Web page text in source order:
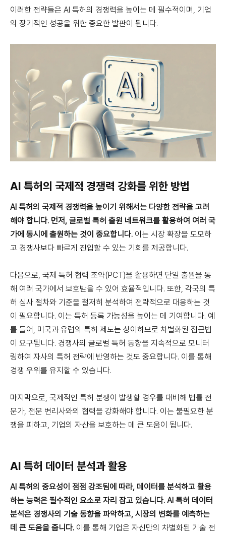
이러한 전략들은 AI 특허의 경쟁력을 높이는 데 필수적이며, 기업
의 장기적인 성공을 위한 중요한 발판이 됩니다.
AI 특허의 국제적 경쟁력 강화를 위한 방법
AI 특허의 국제적 경쟁력을 높이기 위해서는 다양한 전략을 고려
해야 합니다. 먼저, 글로벌 특허 출원 네트워크를 활용하여 여러 국
가에 동시에 출원하는 것이 중요합니다. 이는 시장 확장을 도모하
고 경쟁사보다 빠르게 진입할 수 있는 기회를 제공합니다.
다음으로, 국제 특허 협력 조약(PCT)을 활용하면 단일 출원을 통
해 여러 국가에서 보호받을 수 있어 효율적입니다. 또한, 각국의 특
허 심사 절차와 기준을 철저히 분석하여 전략적으로 대응하는 것
이 필요합니다. 이는 특허 등록 가능성을 높이는 데 기여합니다. 예
를 들어, 미국과 유럽의 특허 제도는 상이하므로 차별화된 접근법
이 요구됩니다. 경쟁사의 글로벌 특허 동향을 지속적으로 모니터
링하여 자사의 특허 전략에 반영하는 것도 중요합니다. 이를 통해
경쟁 우위를 유지할 수 있습니다.
마지막으로, 국제적인 특허 분쟁이 발생할 경우를 대비해 법률 전
문가, 전문 변리사와의 협력을 강화해야 합니다. 이는 불필요한 분
쟁을 피하고, 기업의 자산을 보호하는 데 큰 도움이 됩니다.
AI 특허 데이터 분석과 활용
AI 특허의 중요성이 점점 강조됨에 따라, 데이터를 분석하고 활용
하는 능력은 필수적인 요소로 자리 잡고 있습니다. AI 특허 데이터
분석은 경쟁사의 기술 동향을 파악하고, 시장의 변화를 예측하는
데 큰 도움을 줍니다. 이를 통해 기업은 자신만의 차별화된 기술 전